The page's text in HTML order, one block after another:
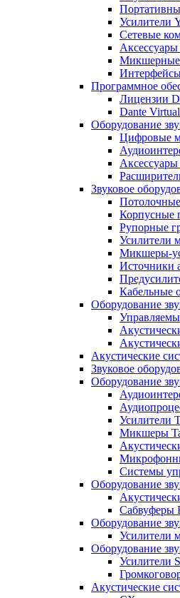
Усилители
Сетевые
Аксессуары
Микшерные
Программное
Лицензии
Dante
Оборудование
Цифровые
Звуковое
Корпусные
Рупорные
Усилители
Микшеры-
Источники
Кабельные
Оборудование
Акустические
Звуковое
Оборудование
Усилители
Микшеры
Системы
Оборудование
Сабвуферы
Оборудование
Усилители
Оборудование
Усилители
Акустические